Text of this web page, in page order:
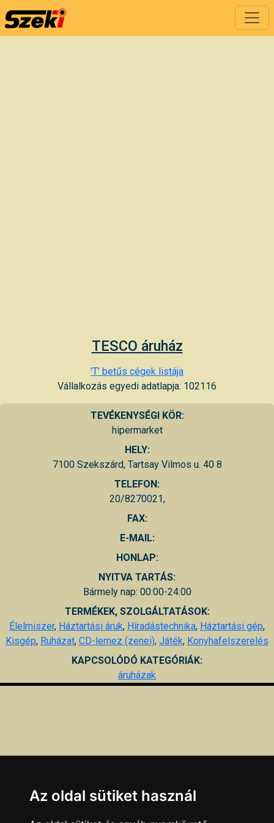
TESCO áruház
'T' betűs cégek listája
Vállalkozás egyedi adatlapja: 102116
TEVÉKENYSÉGI KÖR:
hipermarket
HELY:
7100 Szekszárd, Tartsay Vilmos u. 40 8
TELEFON:
20/8270021,
FAX:
E-MAIL:
HONLAP:
NYITVA TARTÁS:
Bármely nap: 00:00-24:00
TERMÉKEK, SZOLGÁLTATÁSOK:
Élelmiszer, Háztartási áruk, Híradástechnika, Háztartási gép,
Kisgép, Ruházat, CD-lemez (zenei), Játék, Konyhafelszerelés
KAPCSOLÓDÓ KATEGÓRIÁK:
áruházak
Az oldal sütiket használ